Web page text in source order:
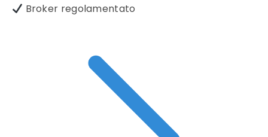
Broker regolamentato